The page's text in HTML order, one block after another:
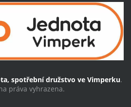
spotřební družstvo ve Vimperku.
práva vyhrazena.